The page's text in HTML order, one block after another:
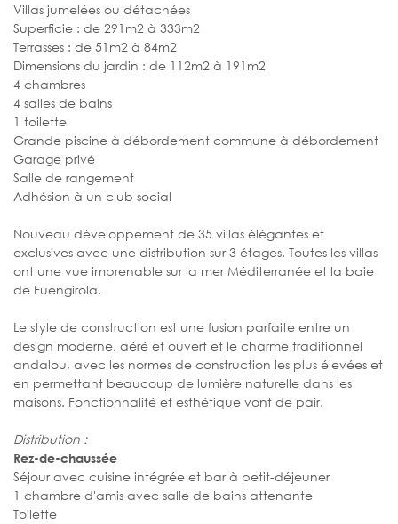
Villas jumelées ou détachées
Superficie : de 291m2 à 333m2
Terrasses : de 51m2 à 84m2
Dimensions du jardin : de 112m2 à 191m2
4 chambres
4 salles de bains
1 toilette
Grande piscine à débordement commune à débordement
Garage privé
Salle de rangement
Adhésion à un club social
Nouveau développement de 35 villas élégantes et
exclusives avec une distribution sur 3 étages. Toutes les villas
ont une vue imprenable sur la mer Méditerranée et la baie
de Fuengirola.
Le style de construction est une fusion parfaite entre un
design moderne, aéré et ouvert et le charme traditionnel
andalou, avec les normes de construction les plus élevées et
en permettant beaucoup de lumière naturelle dans les
maisons. Fonctionnalité et esthétique vont de pair.
Distribution :
Rez-de-chaussée
Séjour avec cuisine intégrée et bar à petit-déjeuner
1 chambre d'amis avec salle de bains attenante
Toilette